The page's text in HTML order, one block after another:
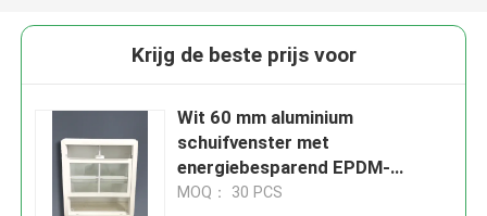
Krijg de beste prijs voor
Wit 60 mm aluminium
schuifvenster met
energiebesparend EPDM-
verzegelingssysteem met
MOQ： 30 PCS